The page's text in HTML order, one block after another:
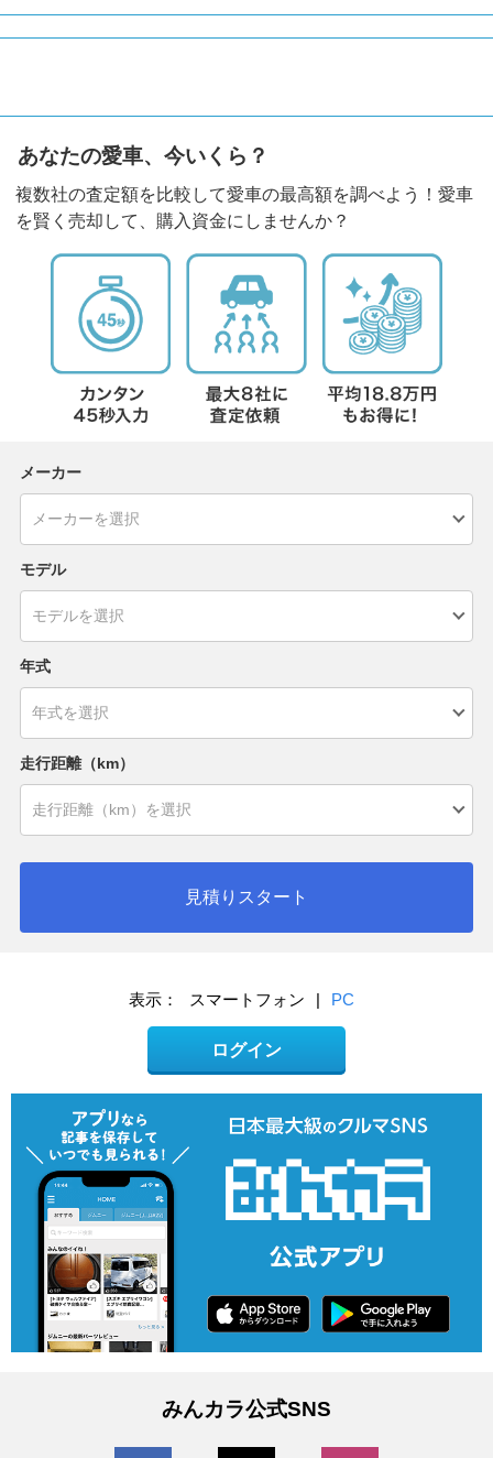
あなたの愛車、今いくら？
複数社の査定額を比較して愛車の最高額を調べよう！愛車
を賢く売却して、購入資金にしませんか？
メーカー
モデル
年式
走行距離（km）
見積りスタート
表示： スマートフォン | PC
ログイン
みんカラ公式SNS